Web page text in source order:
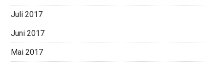
Juli 2017
Juni 2017
Mai 2017